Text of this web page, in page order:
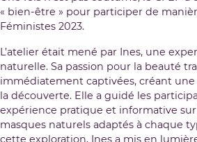
« bien-être » pour participer de
Féministes 2023.
L’atelier était mené par Ines, une
naturelle. Sa passion pour la beauté
immédiatement captivées, créant
la découverte. Elle a guidé les
expérience pratique et informative
masques naturels adaptés à chaque
cette exploration, Ines a mis en